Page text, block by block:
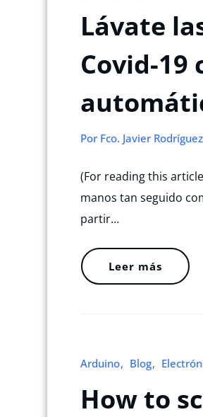
Lávate
Covid-
Por Fco. Javier Rodríguez
(For reading this
manos tan seguido
partir…
Leer más
Arduino Blog
How to